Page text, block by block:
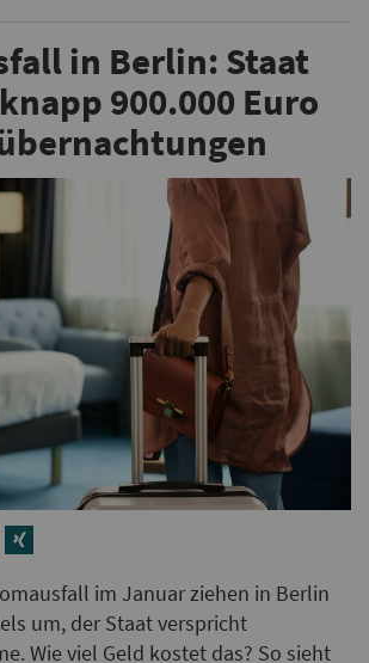
in Berlin: Staat
900.000 Euro
im Januar ziehen in Berlin
um, der Staat verspricht
Wie viel Geld kostet das? So sieht